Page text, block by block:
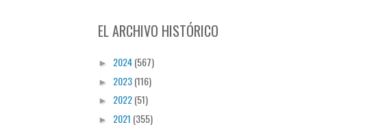
EL ARCHIVO HISTÓRICO
► 2024(567)
► 2023(116)
► 2022(51)
► 2021 (355)